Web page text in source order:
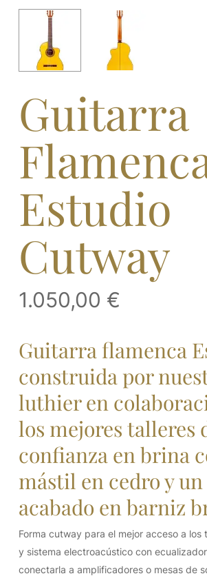
Guitarra
Estudio
Cutway
1.050,00 €
Guitarra flamenca
construida por
luthier en
los mejores talleres
confianza en brina
mástil en cedro y
acabado en barniz
Forma cutway para el mejor acceso a los
y sistema electroacústico con
conectarla a amplificadores o mesas de